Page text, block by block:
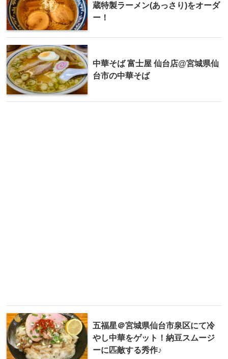
蔵特製ラーメン(あっさり)をオーダ
ー！
中華そば 富士屋 仙台店@宮城県仙
台市の中華そば
五福星＠宮城県仙台市泉区にて冷
やし中華をゲット！納豆スムージ
ーに匹敵する秀作♪